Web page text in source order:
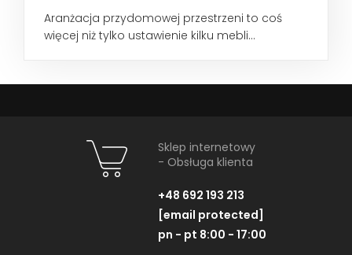
Aranżacja przydomowej przestrzeni to coś
więcej niż tylko ustawienie kilku mebli...
Sklep internetowy
- Obsługa klienta
+48 692 193 213
[email protected]
pn - pt 8:00 - 17:00